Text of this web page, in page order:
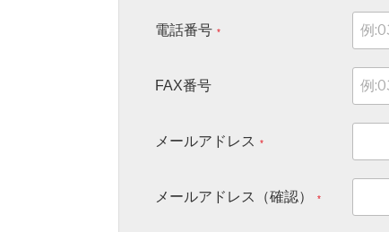
電話番号 *
FAX番号
メールアドレス *
メールアドレス（確認） *